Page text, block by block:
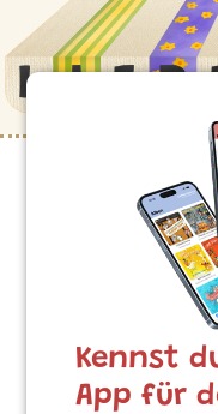
Ufo und
Kennst
App für